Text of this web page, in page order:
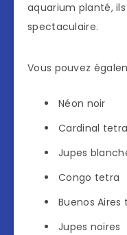
aquarium planté,
spectaculaire.
Vous pouvez
Néon noir
Cardinal tetra
Jupes
Congo tetra
Buenos Aires
Jupes noires